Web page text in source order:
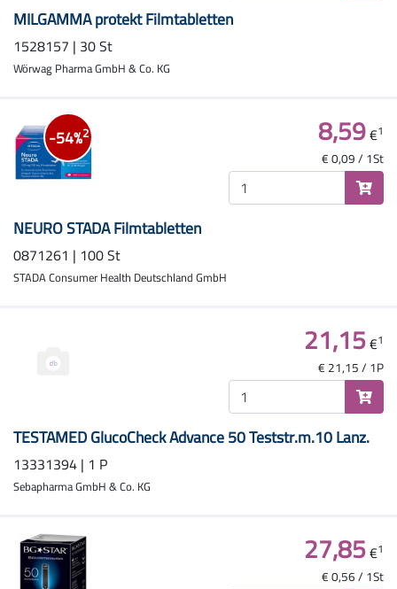
MILGAMMA protekt Filmtabletten
1528157 | 30 St
Wörwag Pharma GmbH & Co. KG
-54%2
NEURO STADA Filmtabletten
0871261 | 100 St
STADA Consumer Health Deutschland GmbH
8,59€1
€ 0,09 / 1St
TESTAMED GlucoCheck Advance 50 Teststr.m.10 Lanz.
13331394 | 1 P
Sebapharma GmbH & Co. KG
21,15€1
€ 21,15 / 1P
27,85€1
€ 0,56 / 1St